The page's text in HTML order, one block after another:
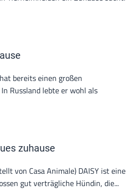
bereits einen großen
Russland lebte er wohl als
zuhause
von Casa Animale) DAISY ist eine
gut verträgliche Hündin, die...